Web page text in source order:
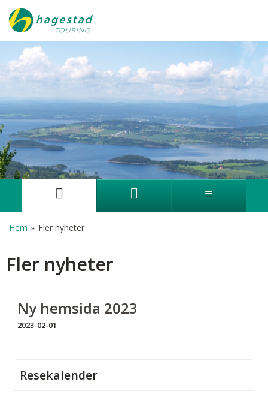
Hem » Fler nyheter
Fler nyheter
Ny hemsida 2023
2023-02-01
Resekalender